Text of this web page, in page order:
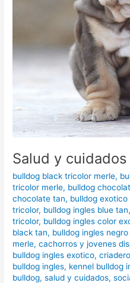
Salud y
bulldog black tricolor merle,
tricolor merle, bulldog
chocolate tan, bulldog exotico
tricolor, bulldog ingles blue tan,
tricolor, bulldog ingles color
black tan, bulldog ingles
merle,cachorros y jovenes
bulldog ingles exotico,
bulldog ingles, kennel bulldog
bulldog,salud y cuidados,